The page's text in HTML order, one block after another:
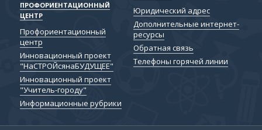
ПРОФОРИЕНТАЦИОННЫЙ
ЦЕНТР
Профориентационный
центр
Инновационный проект
"НаСТРОЙсянаБУДУЩЕЕ"
Инновационный проект
"Учитель-городу"
Информационные рубрики
Юридический адрес
Дополнительные интернет-
ресурсы
Обратная связь
Телефоны горячей линии